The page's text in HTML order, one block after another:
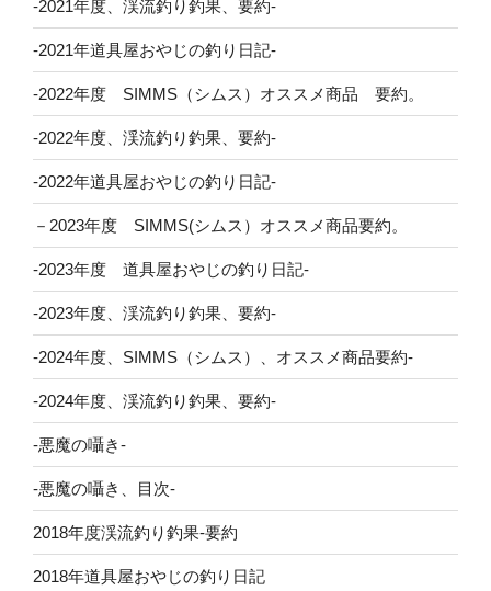
-2021年度、渓流釣り釣果、要約-
-2021年道具屋おやじの釣り日記-
-2022年度 SIMMS（シムス）オススメ商品 要約。
-2022年度、渓流釣り釣果、要約-
-2022年道具屋おやじの釣り日記-
－2023年度 SIMMS(シムス）オススメ商品要約。
-2023年度 道具屋おやじの釣り日記-
-2023年度、渓流釣り釣果、要約-
-2024年度、SIMMS（シムス）、オススメ商品要約-
-2024年度、渓流釣り釣果、要約-
-悪魔の囁き-
-悪魔の囁き、目次-
2018年度渓流釣り釣果-要約
2018年道具屋おやじの釣り日記